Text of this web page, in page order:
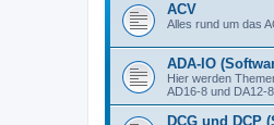
ACV
Alles rund um das
ADA-IO
Hier werden
AD16-8 und DA12-
DCG und DCP